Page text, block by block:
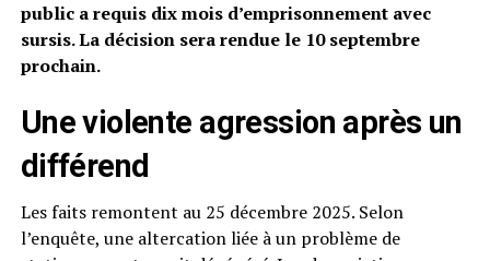
public a requis dix mois d’emprisonnement avec
sursis. La décision sera rendue le 10 septembre
prochain.
Une violente agression après un
différend
Les faits remontent au 25 décembre 2025. Selon
l’enquête, une altercation liée à un problème de